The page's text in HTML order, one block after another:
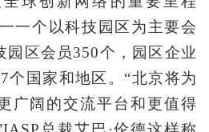
一个以科技园区为主要会
园区会员350个，园区企业
个国家和地区。“北京将为
广阔的交流平台和更值得